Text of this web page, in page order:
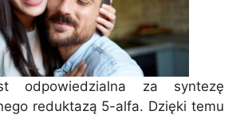
odpowiedzialna za syntezę
reduktazą 5-alfa. Dzięki temu